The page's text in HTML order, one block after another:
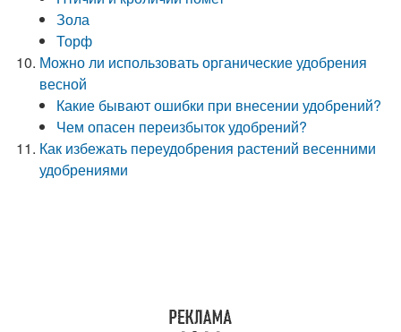
Зола
Торф
Можно ли использовать органические удобрения
весной
Какие бывают ошибки при внесении удобрений?
Чем опасен переизбыток удобрений?
Как избежать переудобрения растений весенними
удобрениями